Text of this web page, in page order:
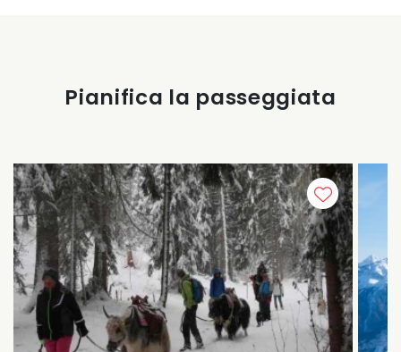
Pianifica la passeggiata